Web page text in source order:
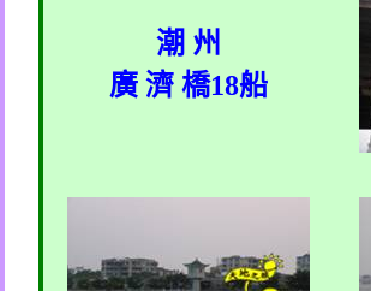
潮 州
廣 濟 橋18船